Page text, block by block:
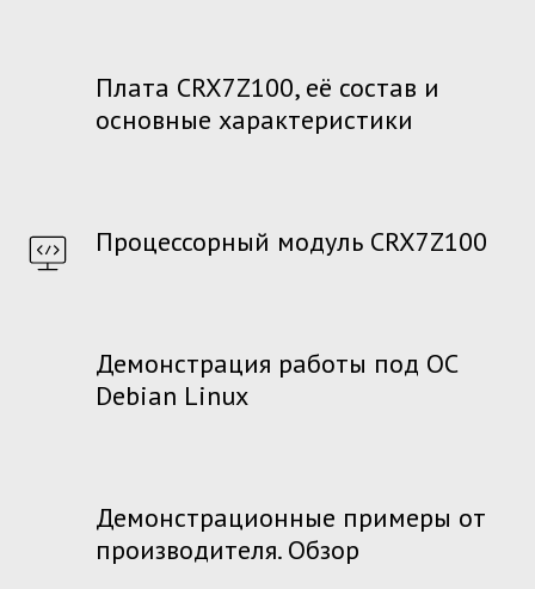
Плата CRX7Z100, её состав и
основные характеристики
Процессорный модуль CRX7Z100
Демонстрация работы под ОС
Debian Linux
Демонстрационные примеры от
производителя. Обзор